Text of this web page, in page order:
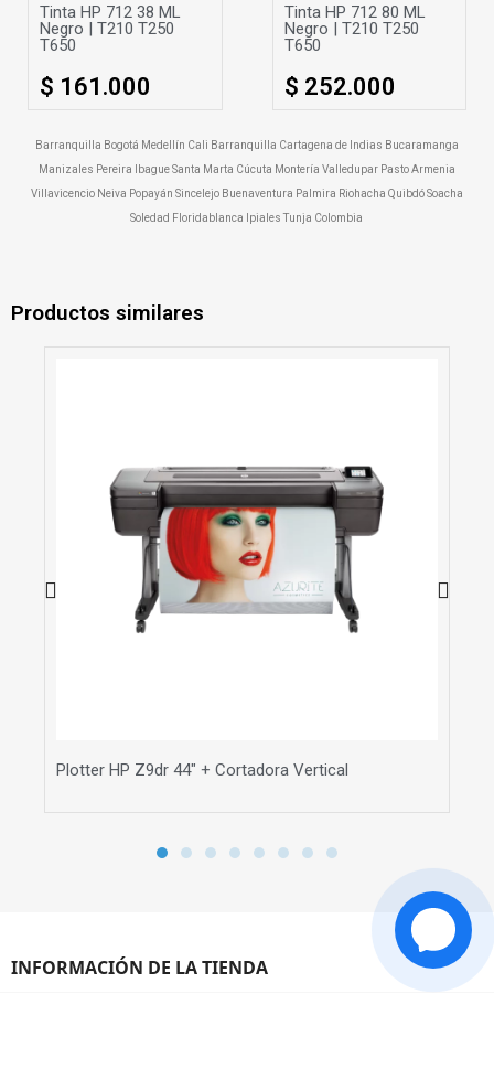
Tinta HP 712 38 ML
Negro | T210 T250
T650
$ 161.000
Tinta HP 712 80 ML
Negro | T210 T250
T650
$ 252.000
Barranquilla Bogotá Medellín Cali Barranquilla Cartagena de Indias Bucaramanga
Manizales Pereira Ibague Santa Marta Cúcuta Montería Valledupar Pasto Armenia
Villavicencio Neiva Popayán Sincelejo Buenaventura Palmira Riohacha Quibdó Soacha
Soledad Floridablanca Ipiales Tunja Colombia
Productos similares
Plotter HP Z9dr 44" + Cortadora Vertical
INFORMACIÓN DE LA TIENDA